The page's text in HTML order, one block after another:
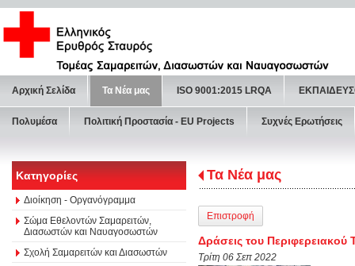
Αρχική Σελίδα Τα Νέα μας ISO 9001:2015 LRQA
Πολυμέσα Πολιτική Προστασία - ΕU Projects Συχνές Ερωτήσεις
Κατηγορίες
Διοίκηση - Οργανόγραμμα
Σώμα Εθελοντών Σαμαρειτών,
Διασωστών και Ναυαγοσωστών
Σχολή Σαμαρειτών και Διασωστών
Τα Νέα μας
Επιστροφή
Δράσεις του
Τρίτη 06 Σεπ 2022